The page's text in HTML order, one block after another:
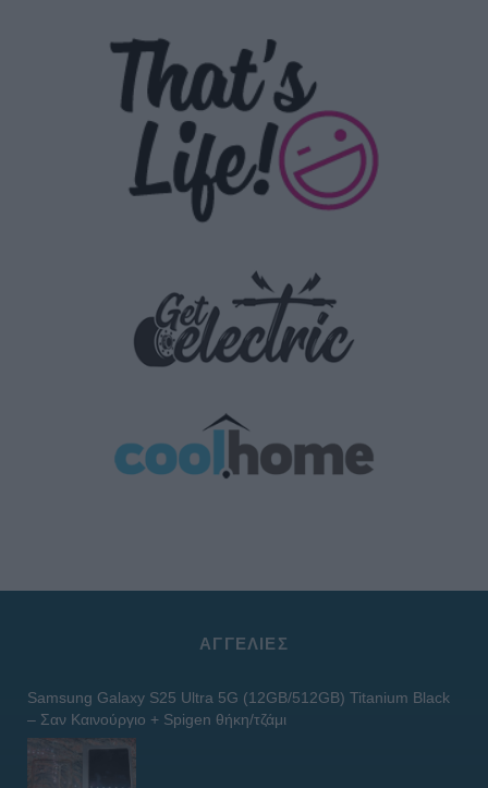
ΑΓΓΕΛΊΕΣ
Samsung Galaxy S25 Ultra 5G (12GB/512GB) Titanium Black
– Σαν Καινούργιο + Spigen θήκη/τζάμι